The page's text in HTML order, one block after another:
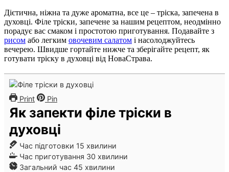
Дієтична, ніжна та дуже ароматна, все це – тріска, запечена в
духовці. Філе тріски, запечене за нашим рецептом, неодмінно
порадує вас смаком і простотою приготування. Подавайте з
рисом або легким овочевим салатом і насолоджуйтесь
вечерею. Швидше гортайте нижче та зберігайте рецепт, як
готувати тріску в духовці від НоваСтрава.
Print Pin
Як запекти філе тріски в
духовці
Час підготовки 15 хвилини
хвилини
Час приготування 30 хвилини
хвилини
Загальний час 45 хвилини
хвилини